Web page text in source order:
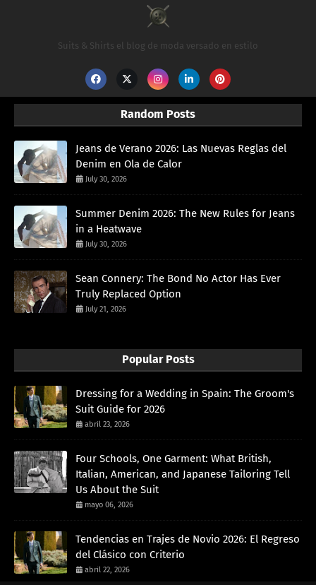
Suits & Shirts el blog de moda versado en estilo
Random Posts
Jeans de Verano 2026: Las Nuevas Reglas del
Denim en Ola de Calor
July 30, 2026
Summer Denim 2026: The New Rules for Jeans
in a Heatwave
July 30, 2026
Sean Connery: The Bond No Actor Has Ever
Truly Replaced Option
July 21, 2026
Popular Posts
Dressing for a Wedding in Spain: The Groom's
Suit Guide for 2026
abril 23, 2026
Four Schools, One Garment: What British,
Italian, American, and Japanese Tailoring Tell
Us About the Suit
mayo 06, 2026
Tendencias en Trajes de Novio 2026: El Regreso
del Clásico con Criterio
abril 22, 2026